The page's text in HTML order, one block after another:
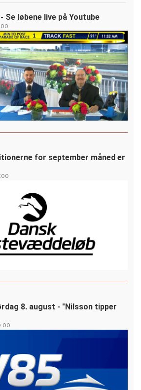
- Se løbene live på Youtube
for september måned er
8. august - "Nilsson tipper